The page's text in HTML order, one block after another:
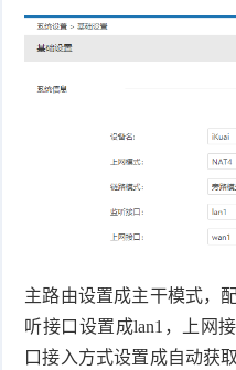
主路由设置成主干模式，
听接口设置成lan1，上网
口接入方式设置成自动获